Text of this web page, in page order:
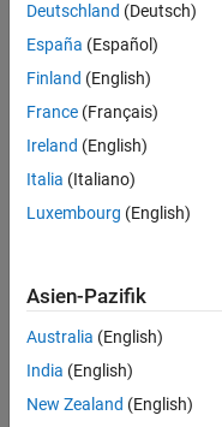
können
die
Suchkriterien
weiter
fassen
oder
alle
Stellenangebote
anzeigen .
noch
keine
offenen
Stellen
Deutschland (Deutsch)
España (Español)
Finland (English)
France (Français)
Ireland (English)
Italia (Italiano)
Luxembourg (English)
Asien-Pazifik
Australia (English)
India (English)
New Zealand (English)